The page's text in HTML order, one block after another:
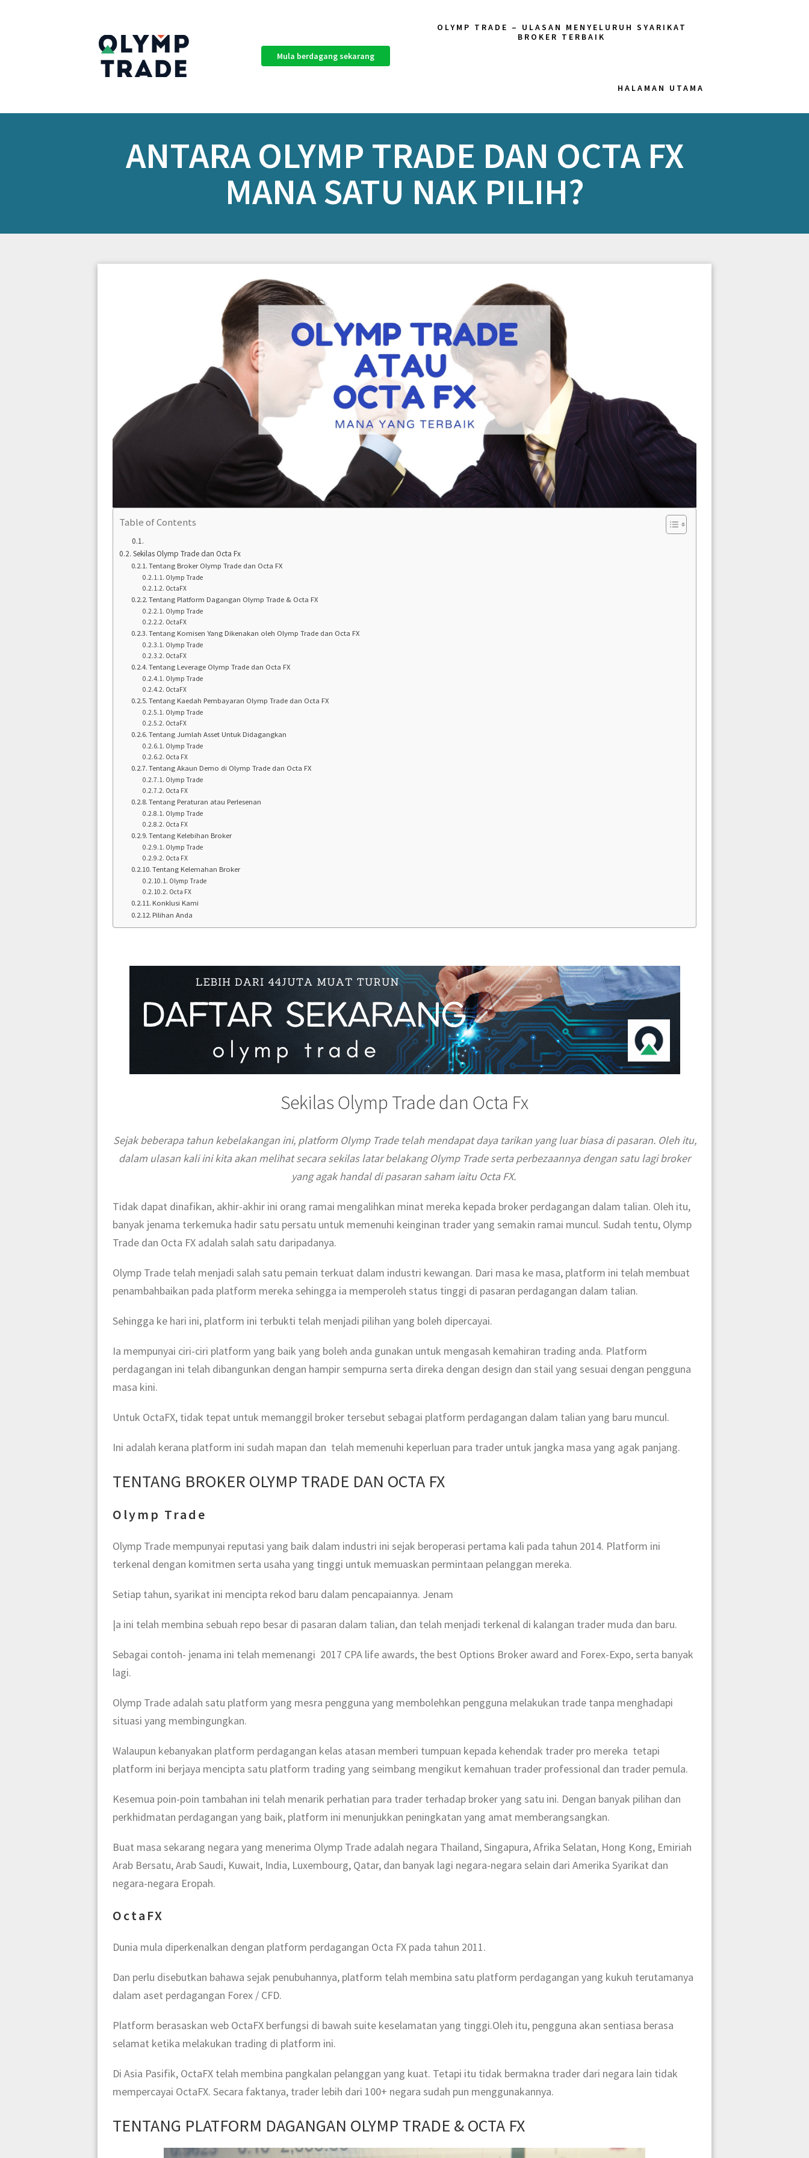
Mula berdagang sekarang
OLYMP TRADE – ULASAN MENYELURUH SYARIKAT
BROKER TERBAIK
HALAMAN UTAMA
ANTARA OLYMP TRADE DAN OCTA FX
MANA SATU NAK PILIH?
Table of Contents
Sekilas Olymp Trade dan Octa Fx
Tentang Broker Olymp Trade dan Octa FX
Olymp Trade
OctaFX
Tentang Platform Dagangan Olymp Trade & Octa FX
Olymp Trade
OctaFX
Tentang Komisen Yang Dikenakan oleh Olymp Trade dan Octa FX
Olymp Trade
OctaFX
Tentang Leverage Olymp Trade dan Octa FX
Olymp Trade
OctaFX
Tentang Kaedah Pembayaran Olymp Trade dan Octa FX
Olymp Trade
OctaFX
Tentang Jumlah Asset Untuk Didagangkan
Olymp Trade
Octa FX
Tentang Akaun Demo di Olymp Trade dan Octa FX
Olymp Trade
Octa FX
Tentang Peraturan atau Perlesenan
Olymp Trade
Octa FX
Tentang Kelebihan Broker
Olymp Trade
Octa FX
Tentang Kelemahan Broker
Olymp Trade
Octa FX
Konklusi Kami
Pilihan Anda
Sekilas Olymp Trade dan Octa Fx
Sejak beberapa tahun kebelakangan ini, platform Olymp Trade telah mendapat daya tarikan yang luar biasa di pasaran. Oleh itu,
dalam ulasan kali ini kita akan melihat secara sekilas latar belakang Olymp Trade serta perbezaannya dengan satu lagi broker
yang agak handal di pasaran saham iaitu Octa FX.
Tidak dapat dinafikan, akhir-akhir ini orang ramai mengalihkan minat mereka kepada broker perdagangan dalam talian. Oleh itu,
banyak jenama terkemuka hadir satu persatu untuk memenuhi keinginan trader yang semakin ramai muncul. Sudah tentu, Olymp
Trade dan Octa FX adalah salah satu daripadanya.
Olymp Trade telah menjadi salah satu pemain terkuat dalam industri kewangan. Dari masa ke masa, platform ini telah membuat
penambahbaikan pada platform mereka sehingga ia memperoleh status tinggi di pasaran perdagangan dalam talian.
Sehingga ke hari ini, platform ini terbukti telah menjadi pilihan yang boleh dipercayai.
Ia mempunyai ciri-ciri platform yang baik yang boleh anda gunakan untuk mengasah kemahiran trading anda. Platform
perdagangan ini telah dibangunkan dengan hampir sempurna serta direka dengan design dan stail yang sesuai dengan pengguna
masa kini.
Untuk OctaFX, tidak tepat untuk memanggil broker tersebut sebagai platform perdagangan dalam talian yang baru muncul.
Ini adalah kerana platform ini sudah mapan dan telah memenuhi keperluan para trader untuk jangka masa yang agak panjang.
TENTANG BROKER OLYMP TRADE DAN OCTA FX
Olymp Trade
Olymp Trade mempunyai reputasi yang baik dalam industri ini sejak beroperasi pertama kali pada tahun 2014. Platform ini
terkenal dengan komitmen serta usaha yang tinggi untuk memuaskan permintaan pelanggan mereka.
Setiap tahun, syarikat ini mencipta rekod baru dalam pencapaiannya. Jenam
|a ini telah membina sebuah repo besar di pasaran dalam talian, dan telah menjadi terkenal di kalangan trader muda dan baru.
Sebagai contoh- jenama ini telah memenangi 2017 CPA life awards, the best Options Broker award and Forex-Expo, serta banyak
lagi.
Olymp Trade adalah satu platform yang mesra pengguna yang membolehkan pengguna melakukan trade tanpa menghadapi
situasi yang membingungkan.
Walaupun kebanyakan platform perdagangan kelas atasan memberi tumpuan kepada kehendak trader pro mereka tetapi
platform ini berjaya mencipta satu platform trading yang seimbang mengikut kemahuan trader professional dan trader pemula.
Kesemua poin-poin tambahan ini telah menarik perhatian para trader terhadap broker yang satu ini. Dengan banyak pilihan dan
perkhidmatan perdagangan yang baik, platform ini menunjukkan peningkatan yang amat memberangsangkan.
Buat masa sekarang negara yang menerima Olymp Trade adalah negara Thailand, Singapura, Afrika Selatan, Hong Kong, Emiriah
Arab Bersatu, Arab Saudi, Kuwait, India, Luxembourg, Qatar, dan banyak lagi negara-negara selain dari Amerika Syarikat dan
negara-negara Eropah.
OctaFX
Dunia mula diperkenalkan dengan platform perdagangan Octa FX pada tahun 2011.
Dan perlu disebutkan bahawa sejak penubuhannya, platform telah membina satu platform perdagangan yang kukuh terutamanya
dalam aset perdagangan Forex / CFD.
Platform berasaskan web OctaFX berfungsi di bawah suite keselamatan yang tinggi.Oleh itu, pengguna akan sentiasa berasa
selamat ketika melakukan trading di platform ini.
Di Asia Pasifik, OctaFX telah membina pangkalan pelanggan yang kuat. Tetapi itu tidak bermakna trader dari negara lain tidak
mempercayai OctaFX. Secara faktanya, trader lebih dari 100+ negara sudah pun menggunakannya.
TENTANG PLATFORM DAGANGAN OLYMP TRADE & OCTA FX